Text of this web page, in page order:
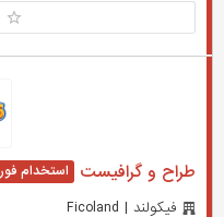
طراح و گرافیست
فیکولند | Ficoland